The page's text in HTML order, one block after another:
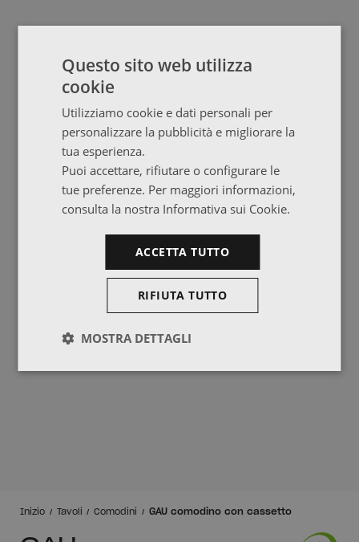
Inizio Tavoli Comodini GAU comodino con cassetto
Questo sito web utilizza
cookie
Utilizziamo cookie e dati personali per
personalizzare la pubblicità e migliorare la
tua esperienza.
Puoi accettare, rifiutare o configurare le
tue preferenze. Per maggiori informazioni,
consulta la nostra Informativa sui Cookie.
ACCETTA TUTTO
RIFIUTA TUTTO
MOSTRA DETTAGLI